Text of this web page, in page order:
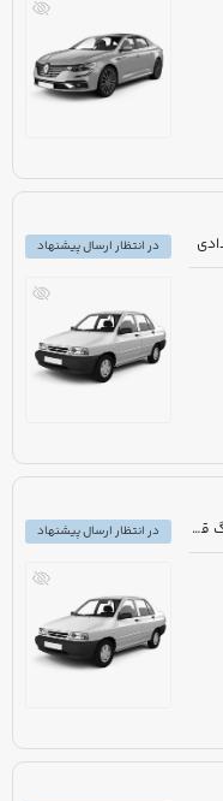
در انتظار ارسال پیشنهاد
مزایده دولتی خودرو پراید صبا GTX مدل 1380 رنگ قرمز
در انتظار ارسال پیشنهاد